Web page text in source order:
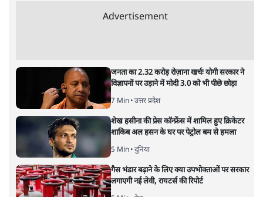
मेटा के सरेंडर के बाद भारत में केजरीवाल का इंस्टा
हैंडल बैनः AAP का आरोप
राम मंदिर में चढ़ावे को लेकर विवाद: SP के मनोज
यादव ने BJP और RSS पर निशाना साधा | CM
योगी को क्लीन चिट मिली
Advertisement